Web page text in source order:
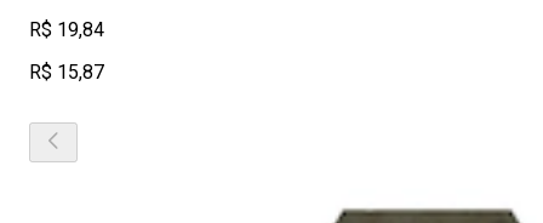
R$ 19,84
R$ 15,87